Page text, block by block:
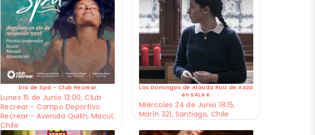
Dia de Spa - Club Recrear
Lunes 15 de Junio 12:00, Club
Recrear - Campo Deportivo
Recrear - Avenida Quilin, Macul,
Chile
Los Domingos de Alauda Ruiz de Azúa
en SALA K
Miércoles 24 de Junio 18:15,
Marín 321, Santiago, Chile